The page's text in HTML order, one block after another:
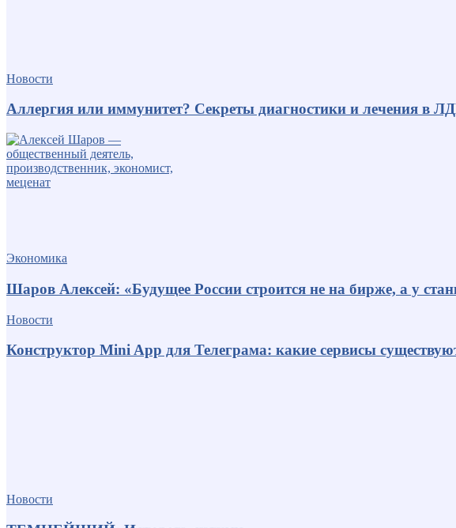
Новости
Аллергия или иммунитет? Секреты диагностики и лечения в
Экономика
Шаров Алексей: «Будущее России строится не на бирже, а у
Новости
Конструктор Mini App для Телеграма: какие сервисы
Новости